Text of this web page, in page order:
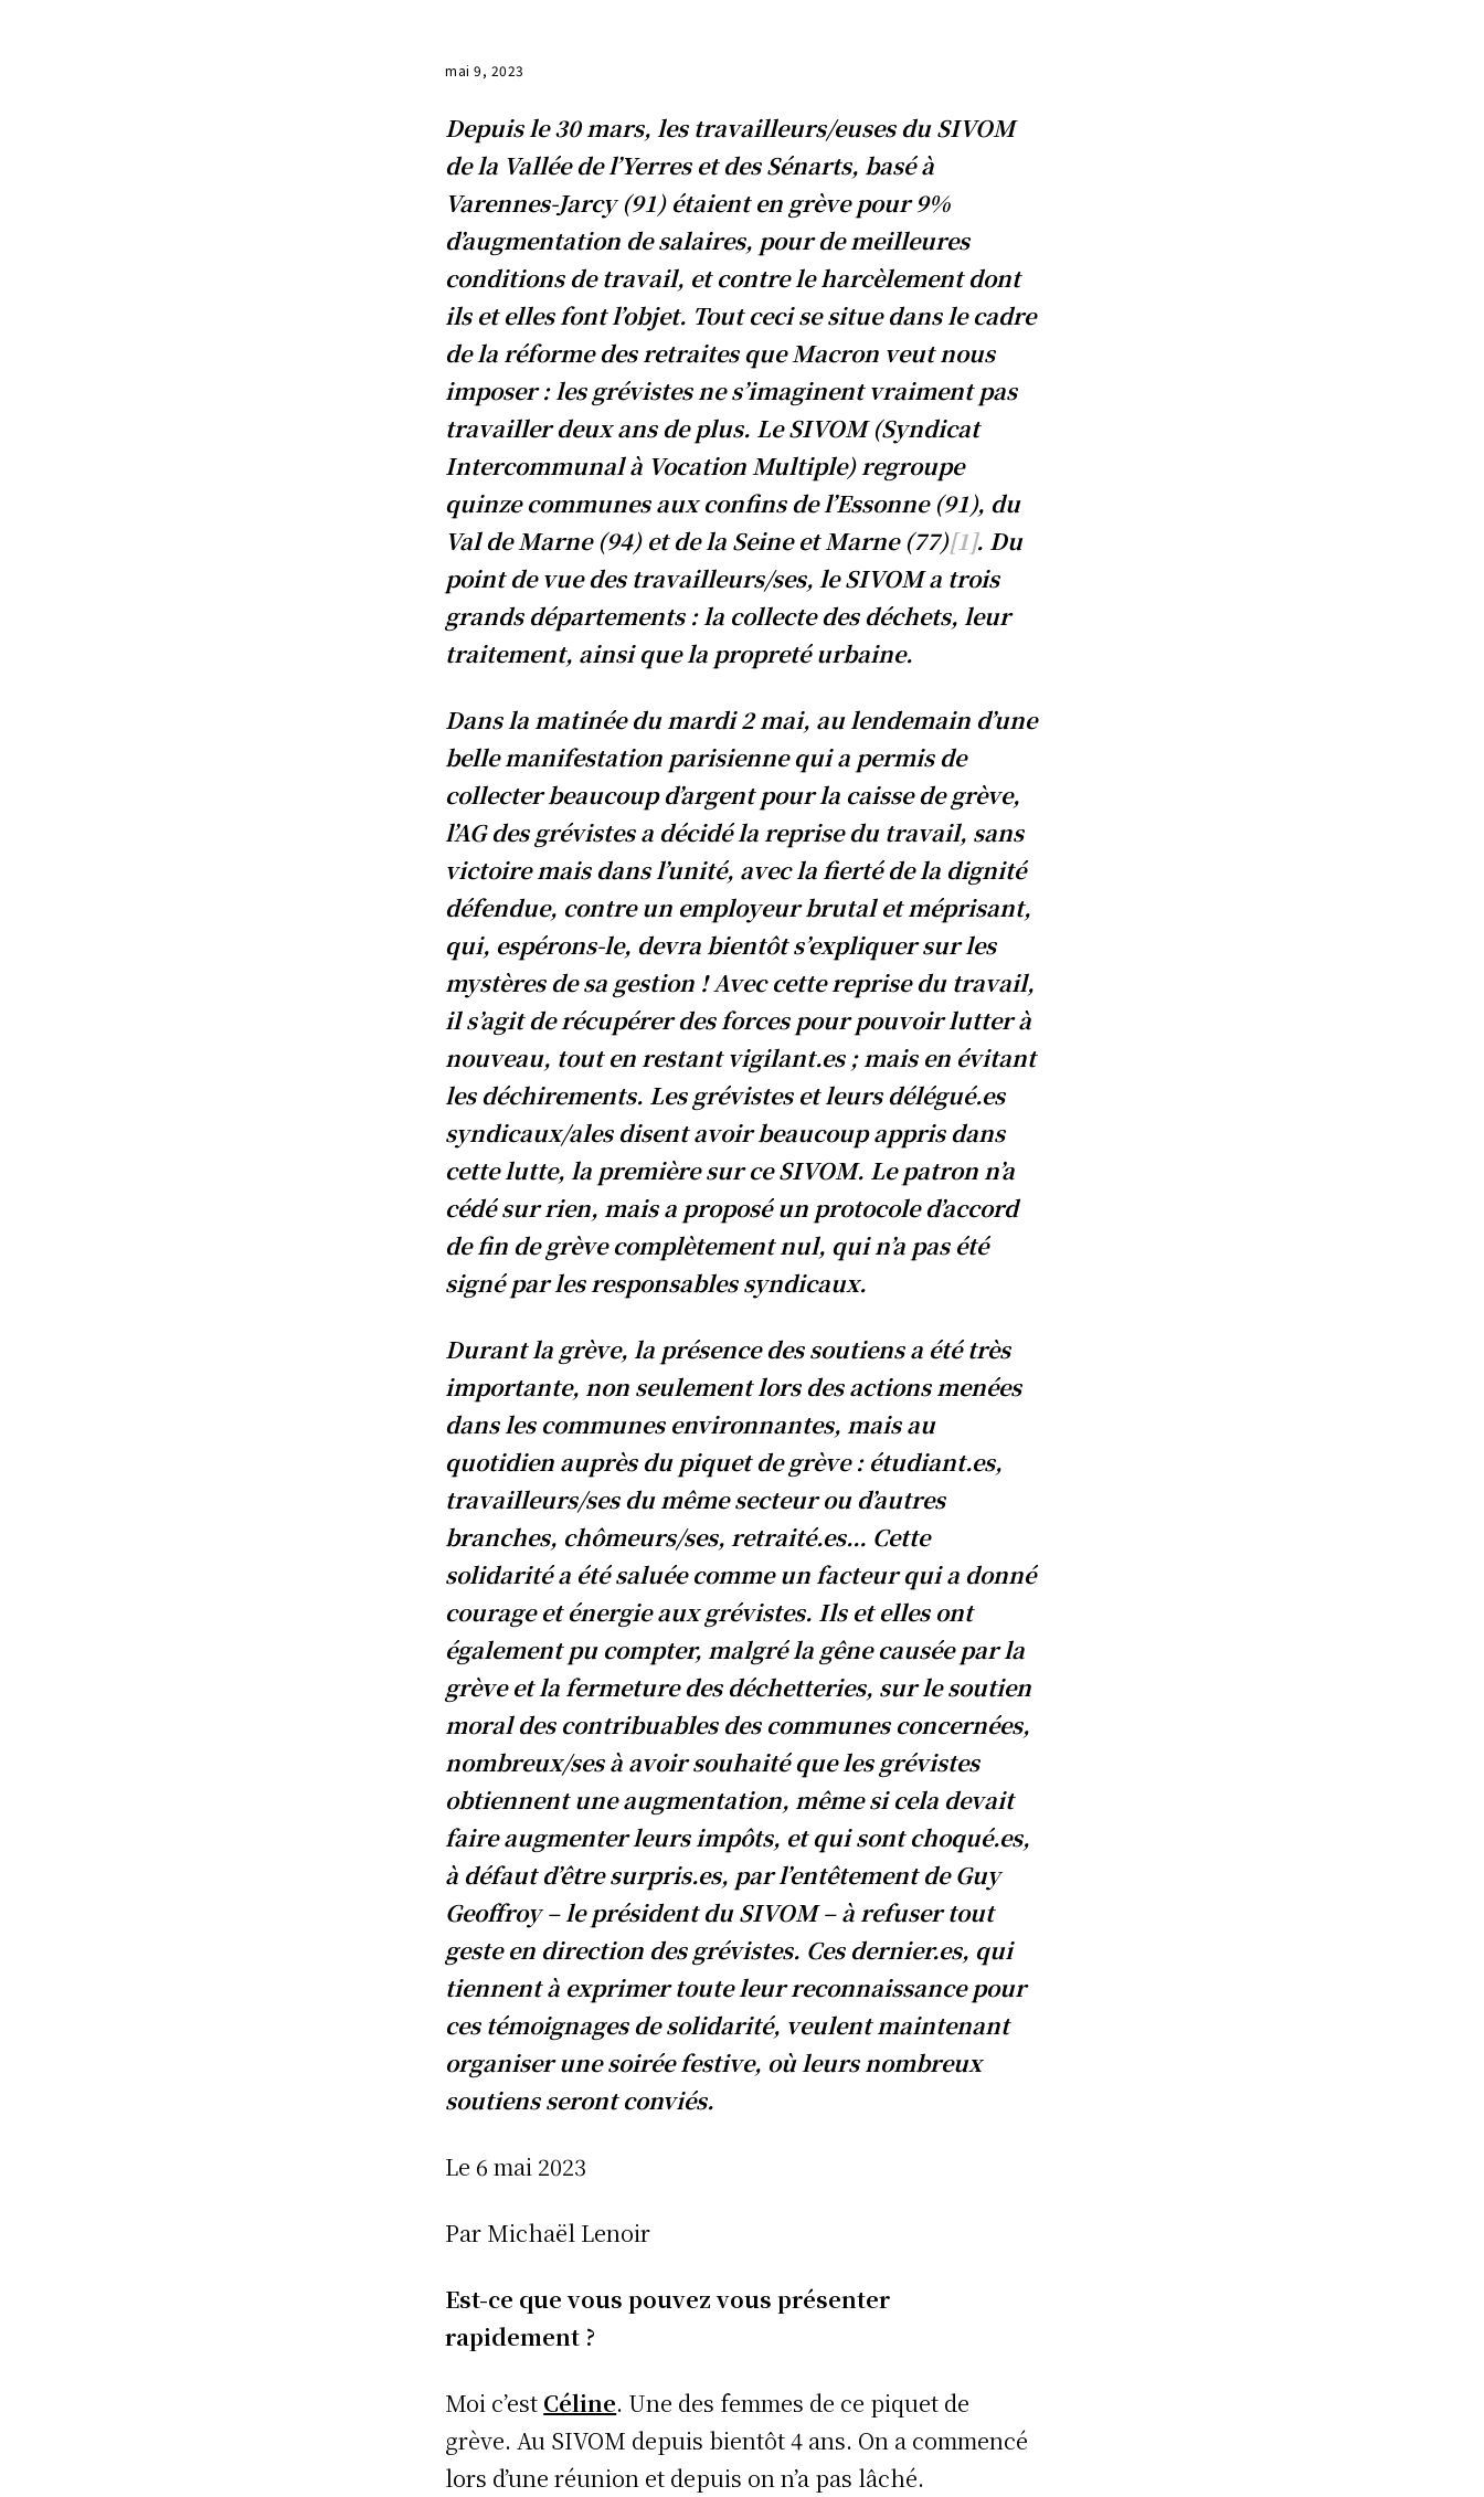
mai 9, 2023
Depuis le 30 mars, les travailleurs/euses du SIVOM
de la Vallée de l’Yerres et des Sénarts, basé à
Varennes-Jarcy (91) étaient en grève pour 9%
d’augmentation de salaires, pour de meilleures
conditions de travail, et contre le harcèlement dont
ils et elles font l’objet. Tout ceci se situe dans le cadre
de la réforme des retraites que Macron veut nous
imposer : les grévistes ne s’imaginent vraiment pas
travailler deux ans de plus. Le SIVOM (Syndicat
Intercommunal à Vocation Multiple) regroupe
quinze communes aux confins de l’Essonne (91), du
Val de Marne (94) et de la Seine et Marne (77)[1]. Du
point de vue des travailleurs/ses, le SIVOM a trois
grands départements : la collecte des déchets, leur
traitement, ainsi que la propreté urbaine.
Dans la matinée du mardi 2 mai, au lendemain d’une
belle manifestation parisienne qui a permis de
collecter beaucoup d’argent pour la caisse de grève,
l’AG des grévistes a décidé la reprise du travail, sans
victoire mais dans l’unité, avec la fierté de la dignité
défendue, contre un employeur brutal et méprisant,
qui, espérons-le, devra bientôt s’expliquer sur les
mystères de sa gestion ! Avec cette reprise du travail,
il s’agit de récupérer des forces pour pouvoir lutter à
nouveau, tout en restant vigilant.es ; mais en évitant
les déchirements. Les grévistes et leurs délégué.es
syndicaux/ales disent avoir beaucoup appris dans
cette lutte, la première sur ce SIVOM. Le patron n’a
cédé sur rien, mais a proposé un protocole d’accord
de fin de grève complètement nul, qui n’a pas été
signé par les responsables syndicaux.
Durant la grève, la présence des soutiens a été très
importante, non seulement lors des actions menées
dans les communes environnantes, mais au
quotidien auprès du piquet de grève : étudiant.es,
travailleurs/ses du même secteur ou d’autres
branches, chômeurs/ses, retraité.es… Cette
solidarité a été saluée comme un facteur qui a donné
courage et énergie aux grévistes. Ils et elles ont
également pu compter, malgré la gêne causée par la
grève et la fermeture des déchetteries, sur le soutien
moral des contribuables des communes concernées,
nombreux/ses à avoir souhaité que les grévistes
obtiennent une augmentation, même si cela devait
faire augmenter leurs impôts, et qui sont choqué.es,
à défaut d’être surpris.es, par l’entêtement de Guy
Geoffroy – le président du SIVOM – à refuser tout
geste en direction des grévistes. Ces dernier.es, qui
tiennent à exprimer toute leur reconnaissance pour
ces témoignages de solidarité, veulent maintenant
organiser une soirée festive, où leurs nombreux
soutiens seront conviés.
Le 6 mai 2023
Par Michaël Lenoir
Est-ce que vous pouvez vous présenter
rapidement ?
Moi c’est Céline. Une des femmes de ce piquet de
grève. Au SIVOM depuis bientôt 4 ans. On a commencé
lors d’une réunion et depuis on n’a pas lâché.